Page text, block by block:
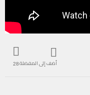
أضف إلى المفضلة28